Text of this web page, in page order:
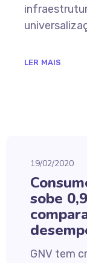
LER MAIS
19/02/2020
sobe
GNV tem